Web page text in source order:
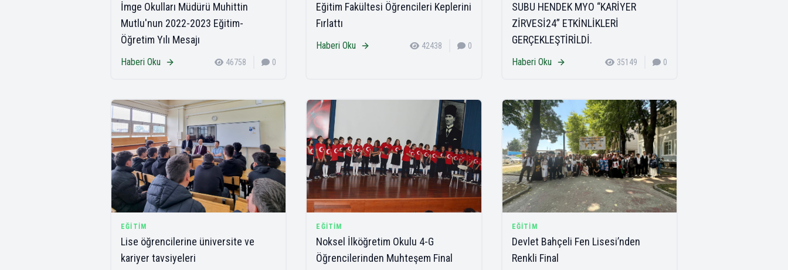
İmge Okulları Müdürü Muhittin
Mutlu'nun 2022-2023 Eğitim-
Öğretim Yılı Mesajı
Haberi Oku 46758 0
Eğitim Fakültesi Öğrencileri Keplerini
Fırlattı
Haberi Oku 42438 0
SUBU HENDEK MYO “KARİYER
ZİRVESİ24” ETKİNLİKLERİ
GERÇEKLEŞTİRİLDİ.
Haberi Oku 35149 0
EĞITIM
Lise öğrencilerine üniversite ve
kariyer tavsiyeleri
EĞITIM
Noksel İlköğretim Okulu 4-G
Öğrencilerinden Muhteşem Final
EĞITIM
Devlet Bahçeli Fen Lisesi’nden
Renkli Final